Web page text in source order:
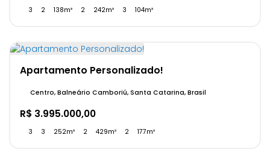
3 2 138m² 2 242m² 3 104m²
Apartamento Personalizado!
R$ 3.995.000,00
Centro, Balneário Camboriú, Santa Catarina, Brasil
3 3 252m² 2 429m² 2 177m²